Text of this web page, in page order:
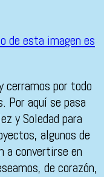
cerramos por todo
Por aquí se pasa
y Soledad para
algunos de
a convertirse en
de corazón,